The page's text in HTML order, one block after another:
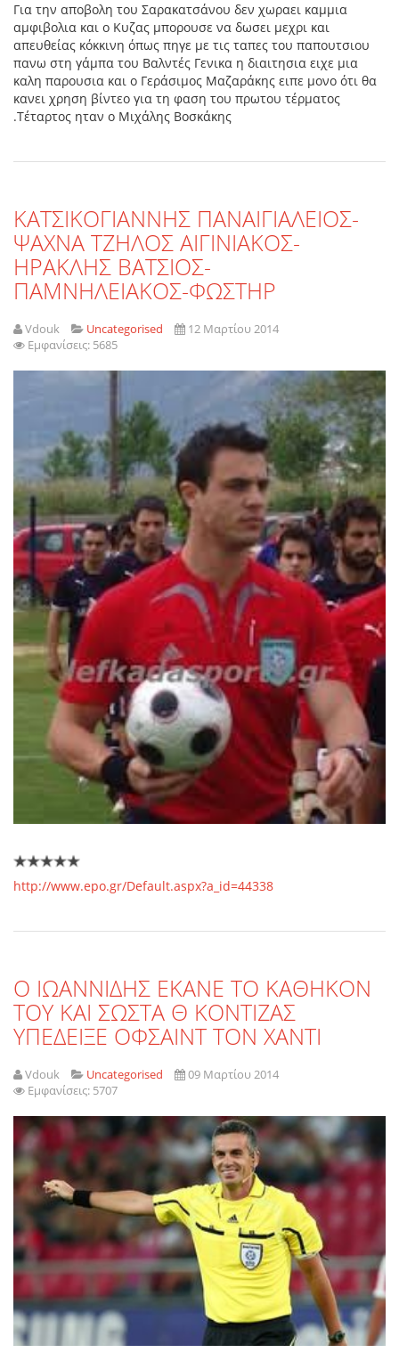
Για την αποβολη του Σαρακατσάνου δεν χωραει καμμια
αμφιβολια και ο Κυζας μπορουσε να δωσει μεχρι και
απευθείας κόκκινη όπως πηγε με τις ταπες του παπουτσιου
πανω στη γάμπα του Βαλντές Γενικα η διαιτησια ειχε μια
καλη παρουσια και ο Γεράσιμος Μαζαράκης ειπε μονο ότι θα
κανει χρηση βίντεο για τη φαση του πρωτου τέρματος
.Τέταρτος ηταν ο Μιχάλης Βοσκάκης
KATΣΙΚΟΓΙΑΝΝΗΣ ΠΑΝΑΙΓΙΑΛΕΙΟΣ-
ΨΑΧΝΑ ΤΖΗΛΟΣ ΑΙΓΙΝΙΑΚΟΣ-
ΗΡΑΚΛΗΣ ΒΑΤΣΙΟΣ-
ΠΑΜΝΗΛΕΙΑΚΟΣ-ΦΩΣΤΗΡ
Vdouk Uncategorised
12 Μαρτίου 2014
Εμφανίσεις: 5685
http://www.epo.gr/Default.aspx?a_id=44338
Ο ΙΩΑΝΝΙΔΗΣ ΕΚΑΝΕ ΤΟ ΚΑΘΗΚΟΝ
ΤΟΥ ΚΑΙ ΣΩΣΤΑ Θ ΚΟΝΤΙΖΑΣ
ΥΠΕΔΕΙΞΕ ΟΦΣΑΙΝΤ ΤΟΝ ΧΑΝΤΙ
Vdouk Uncategorised
09 Μαρτίου 2014
Εμφανίσεις: 5707